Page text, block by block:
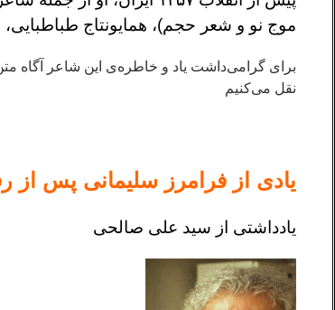
موج نو و شعر حجم)، همایونتاج
برای گرامی‌داشت یاد و خاطره‌ی این شاعر آگاه
نقل می‌کنیم
یادی از فرامرز سلیمانی پس از
یادداشتی از سید علی صالحی